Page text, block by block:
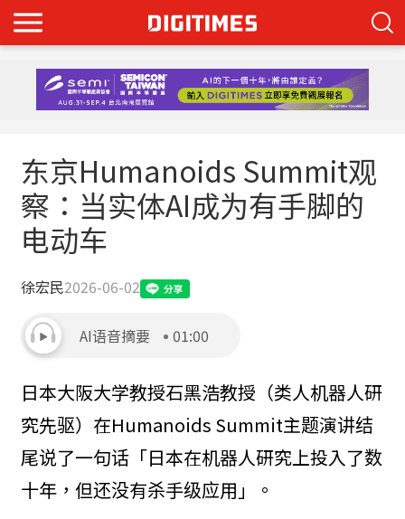
东京Humanoids Summit观
察：当实体AI成为有手脚的
电动车
徐宏民2026-06-02
AI语音摘要 01:00
日本大阪大学教授石黑浩教授（类人机器人研
究先驱）在Humanoids Summit主题演讲结
尾说了一句话「日本在机器人研究上投入了数
十年，但还没有杀手级应用」。